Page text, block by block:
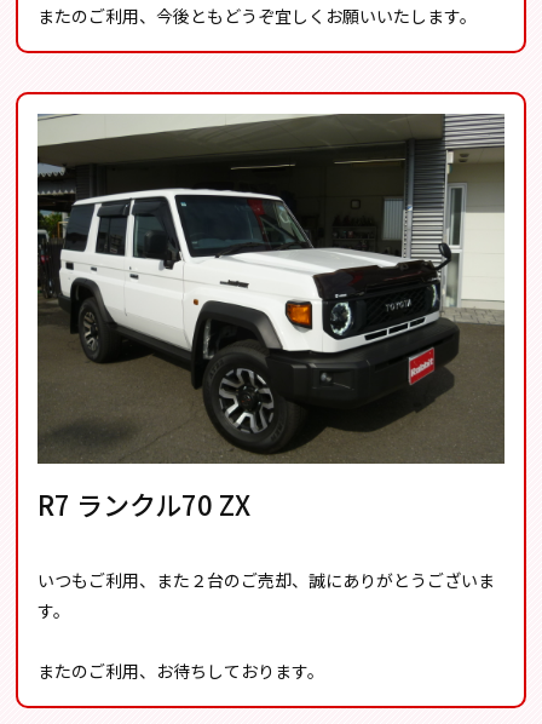
またのご利用、今後ともどうぞ宜しくお願いいたします。
R7 ランクル70 ZX
いつもご利用、また２台のご売却、誠にありがとうございま
す。
またのご利用、お待ちしております。